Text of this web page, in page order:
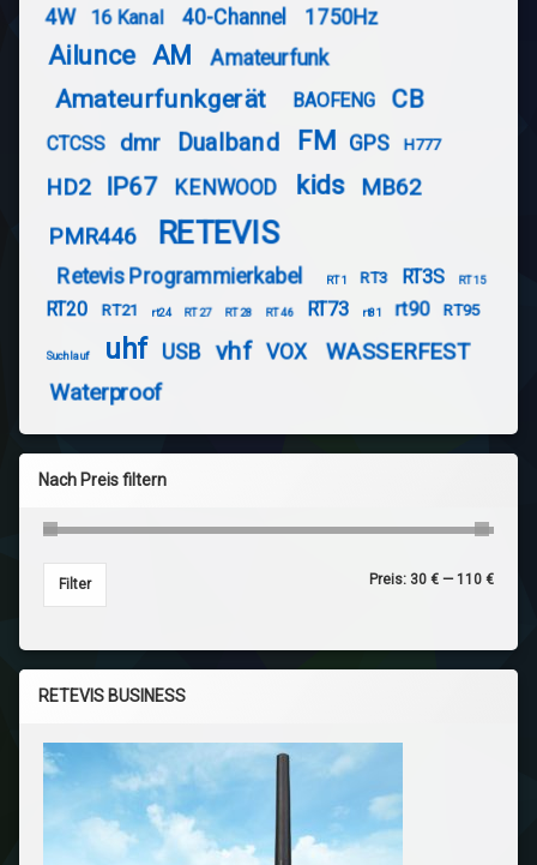
4W 16 Kanal 40-Channel 1750Hz
Ailunce AM Amateurfunk
Amateurfunkgerät BAOFENG CB
CTCSS dmr Dualband FM GPS H777
HD2 IP67 KENWOOD kids
MB62
PMR446
RETEVIS
Retevis Programmierkabel RT1 RT3 RT3S RT15
RT20 RT21 rt24 RT27 RT28 RT46 RT73 rt81 rt90 RT95
Suchlauf uhf USB vhf VOX
WASSERFEST
Waterproof
Nach Preis filtern
Filter Preis: 30 € —110 €
RETEVIS BUSINESS